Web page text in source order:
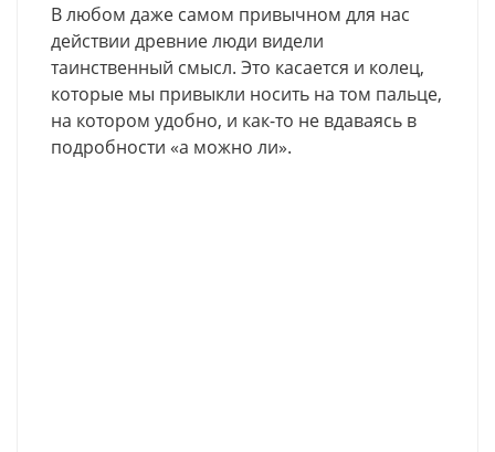
В любом даже самом привычном для нас
действии древние люди видели
таинственный смысл. Это касается и колец,
которые мы привыкли носить на том пальце,
на котором удобно, и как-то не вдаваясь в
подробности «а можно ли».